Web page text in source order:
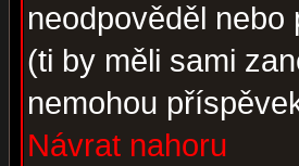
neodpověděl
(ti by měli sami
nemohou
Návrat nahoru